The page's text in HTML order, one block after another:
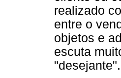
realizado
entre o
objetos e
escuta
"desejante".